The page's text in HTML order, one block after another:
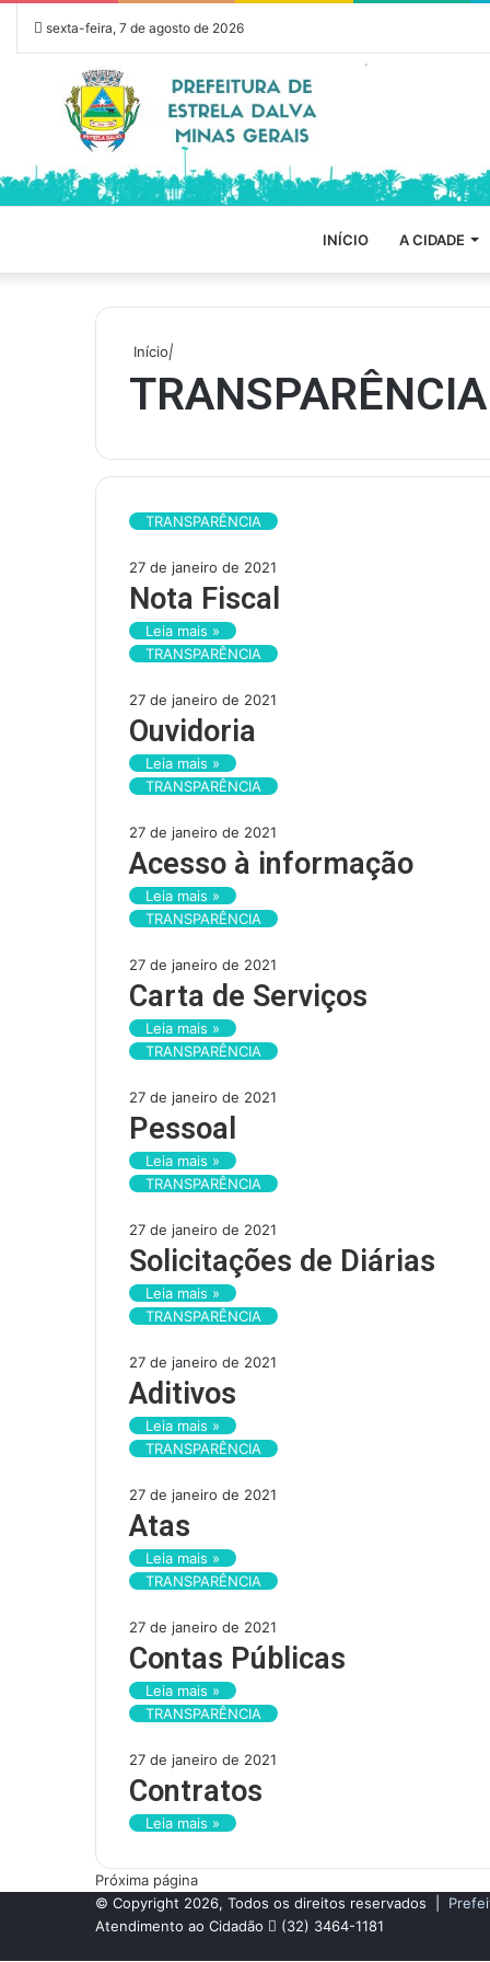
sexta-feira, 7 de agosto de 2026
INÍCIO A CIDADE
Início|
TRANSPARÊNCIA
TRANSPARÊNCIA
27 de janeiro de 2021
Nota Fiscal
Leia mais »
TRANSPARÊNCIA
27 de janeiro de 2021
Ouvidoria
Leia mais »
TRANSPARÊNCIA
27 de janeiro de 2021
Acesso à informação
Leia mais »
TRANSPARÊNCIA
27 de janeiro de 2021
Carta de Serviços
Leia mais »
TRANSPARÊNCIA
27 de janeiro de 2021
Pessoal
Leia mais »
TRANSPARÊNCIA
27 de janeiro de 2021
Solicitações de Diárias
Leia mais »
TRANSPARÊNCIA
27 de janeiro de 2021
Aditivos
Leia mais »
TRANSPARÊNCIA
27 de janeiro de 2021
Atas
Leia mais »
TRANSPARÊNCIA
27 de janeiro de 2021
Contas Públicas
Leia mais »
TRANSPARÊNCIA
27 de janeiro de 2021
Contratos
Leia mais »
Próxima página
© Copyright 2026, Todos os direitos reservados |
Atendimento ao Cidadão
(32) 3464-1181